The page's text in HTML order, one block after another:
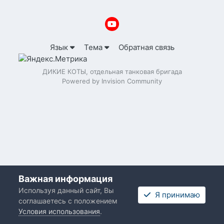
Язык Тема Обратная связь
ДИКИЕ КОТЫ, отдельная танковая бригада
Powered by Invision Community
Важная информация
Используя данный сайт, Вы
соглашаетесь с положением
Условия использования.
Я принимаю